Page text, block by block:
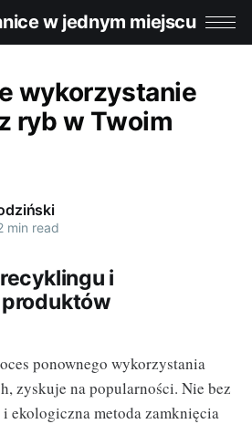
w jednym miejscu
wykorzystanie
ryb w Twoim
min read
i
ponownego wykorzystania
zyskuje na popularności. Nie bez
ekologiczna metoda zamknięcia